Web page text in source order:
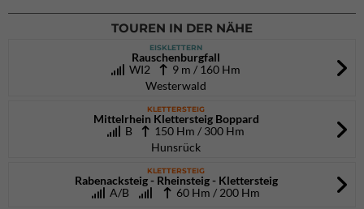
TOUREN IN DER NÄHE
EISKLETTERN
Rauschenburgfall
WI2
9 m / 160 Hm
Westerwald
KLETTERSTEIG
Mittelrhein Klettersteig Boppard
B
150 Hm / 300 Hm
Hunsrück
KLETTERSTEIG
Rabenacksteig - Rheinsteig - Klettersteig
A/B
60 Hm / 200 Hm